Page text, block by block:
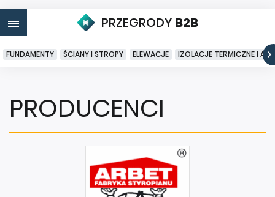
PRZEGRODY B2B
FUNDAMENTY ŚCIANY I STROPY ELEWACJE IZOLACJE TERMICZNE I
PRODUCENCI